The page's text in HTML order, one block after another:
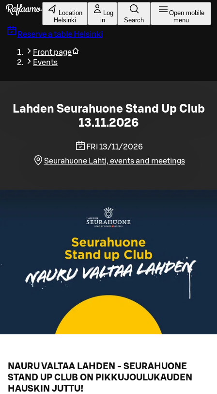
Skip to main content
Location
Helsinki
Log
in
Search
Open mobile
menu
Reserve a table Helsinki
Front page
Events
Lahden Seurahuone Stand Up Club
13.11.2026
FRI 13/11/2026
Seurahuone Lahti, events and meetings
NAURU VALTAA LAHDEN - SEURAHUONE
STAND UP CLUB ON PIKKUJOULUKAUDEN
HAUSKIN JUTTU!